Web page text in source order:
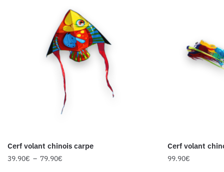
Cerf volant chinois carpe
39.90€ – 79.90€
Cerf volant
99.90€